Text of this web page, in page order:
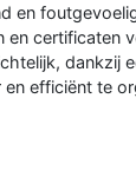
en
en certificaten
dankzij
efficiënt te